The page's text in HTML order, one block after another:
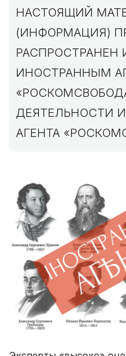
НАСТОЯЩИЙ
(ИНФОРМАЦИЯ)
РАСПРОСТРАНЕН
ИНОСТРАННЫМ
ДЕЯТЕЛЬНОСТИ
АГЕНТА